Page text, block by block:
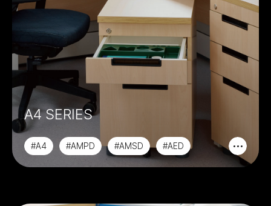
A4 SERIES
#A4 #AMPD #AMSD #AED